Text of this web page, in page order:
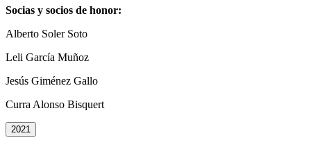
Socias y socios de honor:
Alberto Soler Soto
Leli García Muñoz
Jesús Giménez Gallo
Curra Alonso Bisquert
2021